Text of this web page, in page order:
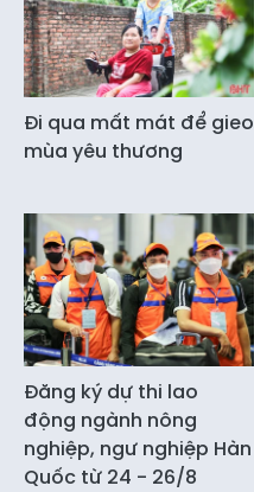
Đi qua mất mát để gieo
mùa yêu thương
Đăng ký dự thi lao
động ngành nông
nghiệp, ngư nghiệp Hàn
Quốc từ 24 - 26/8